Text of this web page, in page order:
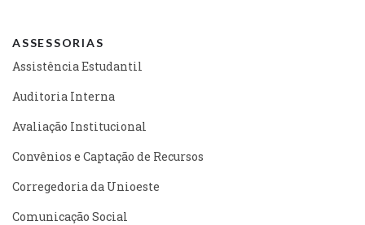
ASSESSORIAS
Assistência Estudantil
Auditoria Interna
Avaliação Institucional
Convênios e Captação de Recursos
Corregedoria da Unioeste
Comunicação Social